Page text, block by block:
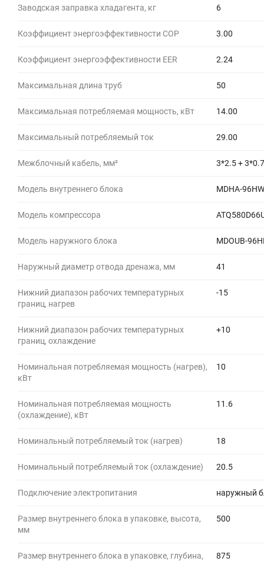
Заводская заправка хладагента, кг 6
Коэффициент энергоэффективности COP 3.00
Коэффициент энергоэффективности EER 2.24
Максимальная длина труб 50
Максимальная потребляемая мощность, кВт 14.00
Максимальный потребляемый ток 29.00
Межблочный кабель, мм² 3*2.5 +
Модель внутреннего блока MDHA-
Модель компрессора
Модель наружного блока MDOUB-
Наружный диаметр отвода дренажа, мм 41
Нижний диапазон рабочих температурных
границ, нагрев
-15
Нижний диапазон рабочих температурных
границ, охлаждение
+10
Номинальная потребляемая мощность (нагрев),
кВт
10
Номинальная потребляемая мощность
(охлаждение), кВт
11.6
Номинальный потребляемый ток (нагрев) 18
Номинальный потребляемый ток (охлаждение) 20.5
Подключение электропитания наружный
Размер внутреннего блока в упаковке, высота,
мм
500
Размер внутреннего блока в упаковке, глубина,
875